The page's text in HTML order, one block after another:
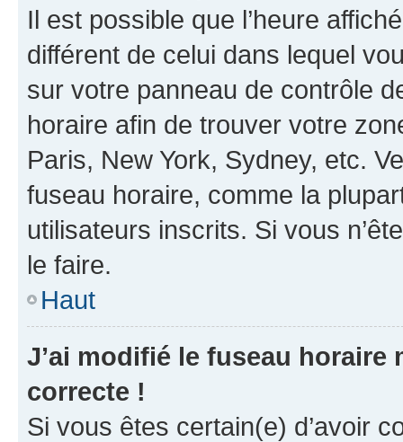
Il est possible que l’heure
différent de celui dans lequel
sur votre panneau de contrôle
horaire afin de trouver votre
Paris, New York, Sydney, etc.
fuseau horaire, comme la
utilisateurs inscrits. Si vous
le faire.
Haut
J’ai modifié le fuseau horaire
correcte !
Si vous êtes certain(e) d’avoir